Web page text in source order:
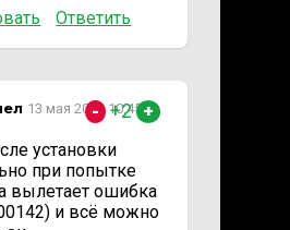
Ответить
13 мая 2023 10:45
установки
при попытке
вылетает ошибка
и всё можно
- +2 +